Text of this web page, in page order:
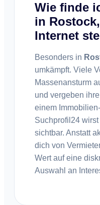
Wie finde
in
Internet
Besonders in
umkämpft. Viele
Massenansturm
und vergeben
einem
Suchprofil24
sichtbar. Anstatt
dich von
Wert auf eine
Auswahl an